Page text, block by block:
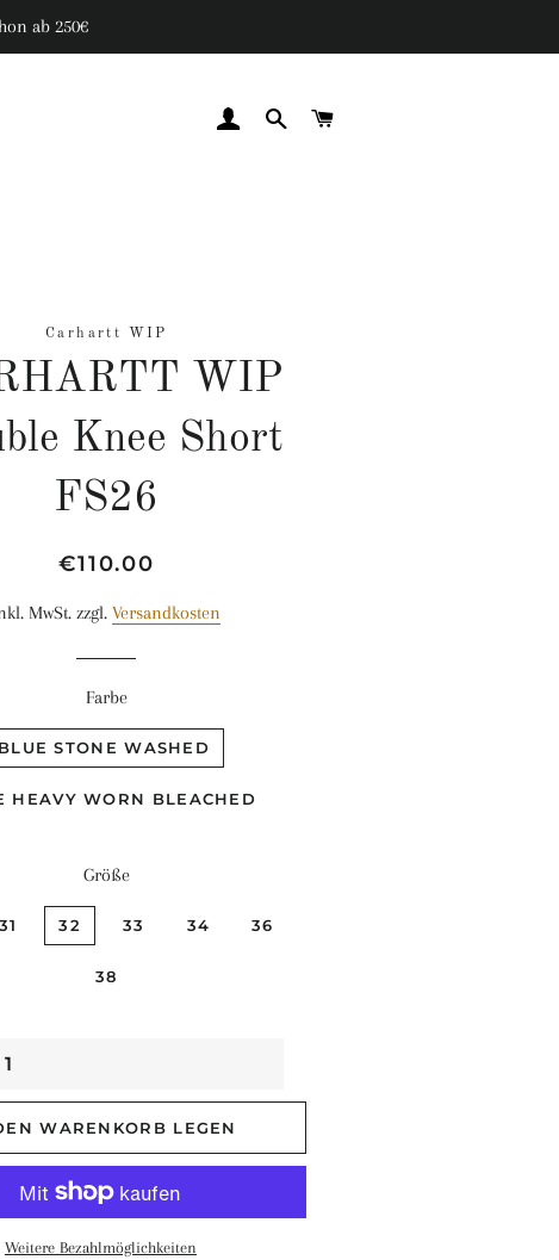
ab 250€
EINLOGGEN
SUCHE
Carhartt WIP
WIP
Knee Short
FS26
Normaler
Sonderpreis
€110.00
MwSt. zzgl.Versandkosten
Farbe
BLUE STONE WASHED
HEAVY WORN BLEACHED
Größe
31 32 33 34 36
38
WARENKORB LEGEN
Weitere Bezahlmöglichkeiten